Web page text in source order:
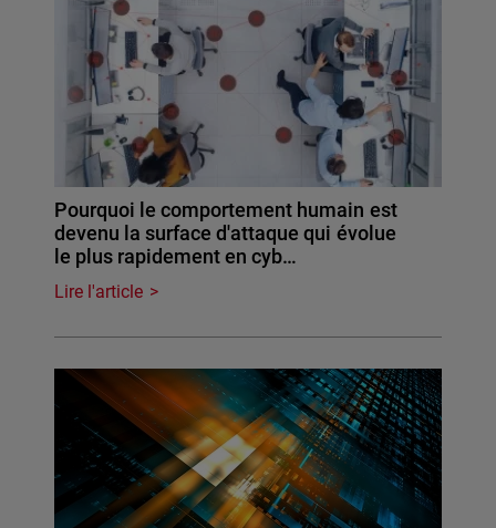
Pourquoi le comportement humain est
devenu la surface d'attaque qui évolue
le plus rapidement en cyb…
Lire l'article